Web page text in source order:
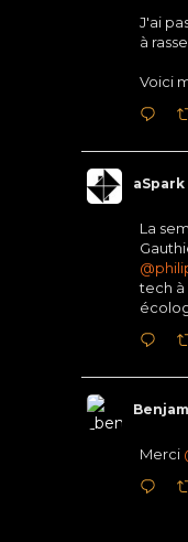
J'ai
à
Voici
aSpark
La
tech à
Merci